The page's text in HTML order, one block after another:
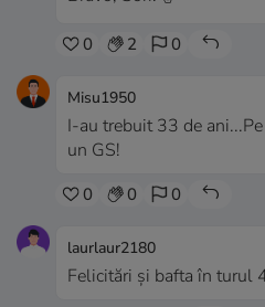
0 2 0
Misu1950
I-au trebuit 33 de
un GS!
0 0 0
laurlaur2180
Felicitări și bafta în turul